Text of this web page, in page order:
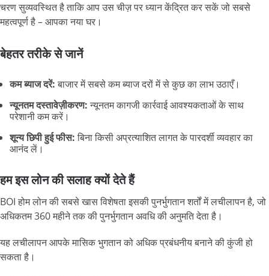
चरण सुव्यवस्थित है ताकि आप उस चीज़ पर ध्यान केंद्रित कर सकें जो सबसे
महत्वपूर्ण है – आपका नया घर।
बेहतर तरीके से जानें
कम ब्याज दरें: बाजार में सबसे कम ब्याज दरों में से कुछ का लाभ उठाएँ।
न्यूनतम दस्तावेज़ीकरण: न्यूनतम कागजी कार्रवाई आवश्यकताओं के साथ
परेशानी कम करें।
शून्य छिपी हुई फीस: बिना किसी अप्रत्याशित लागत के पारदर्शी व्यवहार का
आनंद लें।
हम इस लोन की सलाह क्यों देते हैं
BOI होम लोन की सबसे खास विशेषता इसकी पुनर्भुगतान शर्तों में लचीलापन है, जो
अधिकतम 360 महीने तक की पुनर्भुगतान अवधि की अनुमति देता है।
यह लचीलापन आपके मासिक भुगतान को अधिक प्रबंधनीय बनाने की कुंजी हो
सकता है।